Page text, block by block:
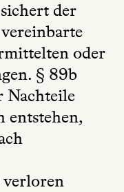
der
oder
§ 89b
Nachteile
entstehen,
verloren